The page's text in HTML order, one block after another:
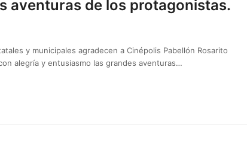
aventuras de los protagonistas.
y municipales agradecen a Cinépolis Pabellón Rosarito
alegría y entusiasmo las grandes aventuras…